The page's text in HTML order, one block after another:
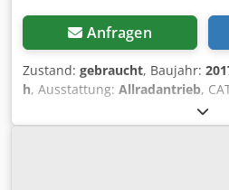
Anfragen
Zustand: gebraucht, Baujahr:
h, Ausstattung: Allradantrieb,
Baujahr 2017 mit Schaufel &
Typ: 906M * Baujahr: 2017 *
ca. 5.145 * Mit Schaufel &